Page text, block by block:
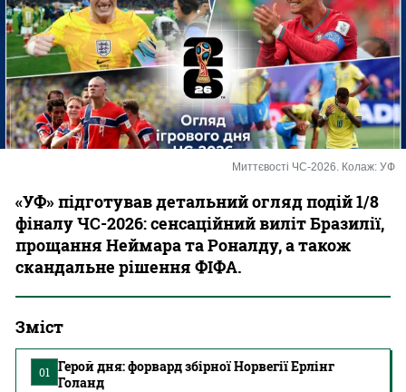
Букмекери
Казино
Миттєвості ЧС-2026. Колаж: УФ
«УФ» підготував детальний огляд подій 1/8
фіналу ЧС-2026: сенсаційний виліт Бразилії,
прощання Неймара та Роналду, а також
скандальне рішення ФІФА.
Зміст
01
Герой дня: форвард збірної Норвегії Ерлінг
Голанд